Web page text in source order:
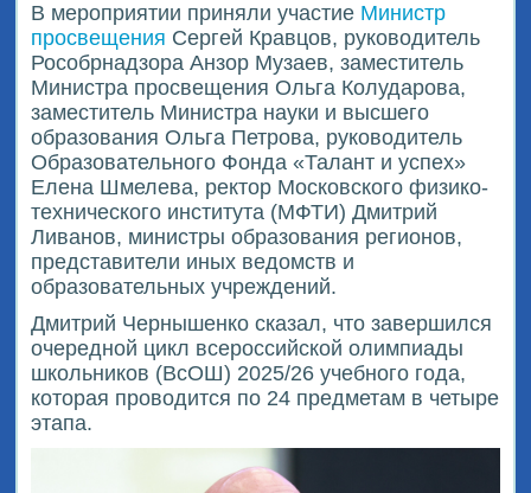
В мероприятии приняли участие Министр
просвещения Сергей Кравцов, руководитель
Рособрнадзора Анзор Музаев, заместитель
Министра просвещения Ольга Колударова,
заместитель Министра науки и высшего
образования Ольга Петрова, руководитель
Образовательного Фонда «Талант и успех»
Елена Шмелева, ректор Московского физико-
технического института (МФТИ) Дмитрий
Ливанов, министры образования регионов,
представители иных ведомств и
образовательных учреждений.
Дмитрий Чернышенко сказал, что завершился
очередной цикл всероссийской олимпиады
школьников (ВсОШ) 2025/26 учебного года,
которая проводится по 24 предметам в четыре
этапа.